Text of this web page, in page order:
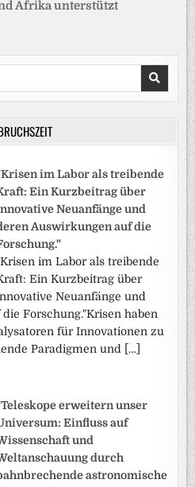
Afrika unterstützt
im Labor als treibende
Ein Kurzbeitrag über
Neuanfänge und
Auswirkungen auf die
im Labor als treibende
Ein Kurzbeitrag über
Neuanfänge und
Forschung."Krisen haben
für Innovationen zu
Paradigmen und […]
erweitern unser
Einfluss auf
und
durch
astronomische